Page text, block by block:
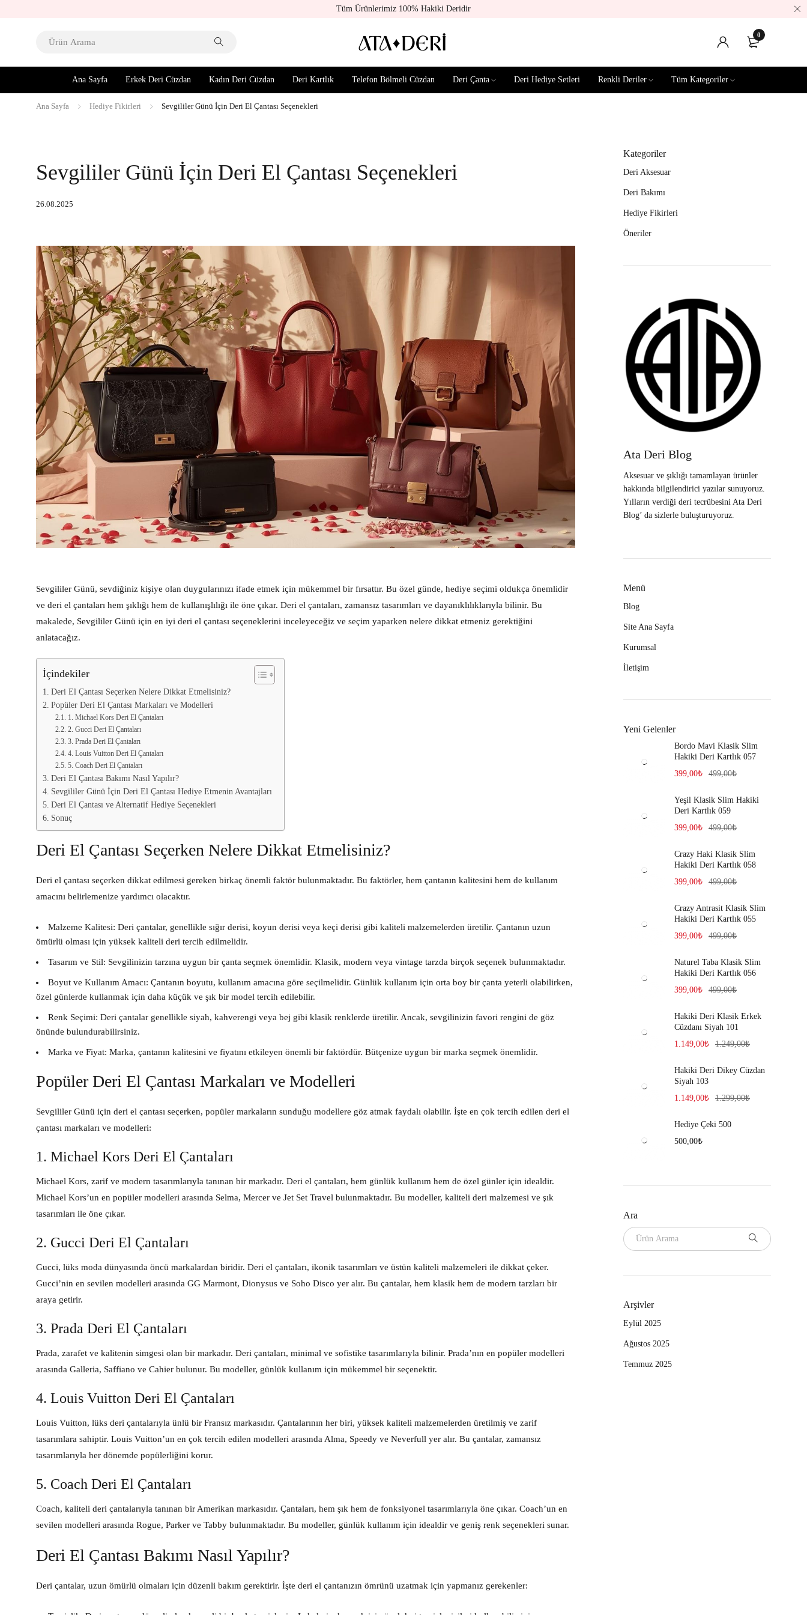
Tüm Ürünlerimiz 100% Hakiki Deridir
0
Ana Sayfa Erkek Deri Cüzdan Kadın Deri Cüzdan Deri Kartlık Telefon Bölmeli Cüzdan Deri Çanta Deri Hediye Setleri Renkli Deriler Tüm Kategoriler
Ana Sayfa Hediye Fikirleri Sevgililer Günü İçin Deri El Çantası Seçenekleri
Sevgililer Günü İçin Deri El Çantası Seçenekleri
26.08.2025
Sevgililer Günü, sevdiğiniz kişiye olan duygularınızı ifade etmek için mükemmel bir fırsattır. Bu özel günde, hediye seçimi oldukça önemlidir
ve deri el çantaları hem şıklığı hem de kullanışlılığı ile öne çıkar. Deri el çantaları, zamansız tasarımları ve dayanıklılıklarıyla bilinir. Bu
makalede, Sevgililer Günü için en iyi deri el çantası seçeneklerini inceleyeceğiz ve seçim yaparken nelere dikkat etmeniz gerektiğini
anlatacağız.
İçindekiler
Deri El Çantası Seçerken Nelere Dikkat Etmelisiniz?
Popüler Deri El Çantası Markaları ve Modelleri
1. Michael Kors Deri El Çantaları
2. Gucci Deri El Çantaları
3. Prada Deri El Çantaları
4. Louis Vuitton Deri El Çantaları
5. Coach Deri El Çantaları
Deri El Çantası Bakımı Nasıl Yapılır?
Sevgililer Günü İçin Deri El Çantası Hediye Etmenin Avantajları
Deri El Çantası ve Alternatif Hediye Seçenekleri
Sonuç
Deri El Çantası Seçerken Nelere Dikkat Etmelisiniz?
Deri el çantası seçerken dikkat edilmesi gereken birkaç önemli faktör bulunmaktadır. Bu faktörler, hem çantanın kalitesini hem de kullanım
amacını belirlemenize yardımcı olacaktır.
Malzeme Kalitesi: Deri çantalar, genellikle sığır derisi, koyun derisi veya keçi derisi gibi kaliteli malzemelerden üretilir. Çantanın uzun
ömürlü olması için yüksek kaliteli deri tercih edilmelidir.
Tasarım ve Stil: Sevgilinizin tarzına uygun bir çanta seçmek önemlidir. Klasik, modern veya vintage tarzda birçok seçenek bulunmaktadır.
Boyut ve Kullanım Amacı: Çantanın boyutu, kullanım amacına göre seçilmelidir. Günlük kullanım için orta boy bir çanta yeterli olabilirken,
özel günlerde kullanmak için daha küçük ve şık bir model tercih edilebilir.
Renk Seçimi: Deri çantalar genellikle siyah, kahverengi veya bej gibi klasik renklerde üretilir. Ancak, sevgilinizin favori rengini de göz
önünde bulundurabilirsiniz.
Marka ve Fiyat: Marka, çantanın kalitesini ve fiyatını etkileyen önemli bir faktördür. Bütçenize uygun bir marka seçmek önemlidir.
Popüler Deri El Çantası Markaları ve Modelleri
Sevgililer Günü için deri el çantası seçerken, popüler markaların sunduğu modellere göz atmak faydalı olabilir. İşte en çok tercih edilen deri el
çantası markaları ve modelleri:
1. Michael Kors Deri El Çantaları
Michael Kors, zarif ve modern tasarımlarıyla tanınan bir markadır. Deri el çantaları, hem günlük kullanım hem de özel günler için idealdir.
Michael Kors’un en popüler modelleri arasında Selma, Mercer ve Jet Set Travel bulunmaktadır. Bu modeller, kaliteli deri malzemesi ve şık
tasarımları ile öne çıkar.
2. Gucci Deri El Çantaları
Gucci, lüks moda dünyasında öncü markalardan biridir. Deri el çantaları, ikonik tasarımları ve üstün kaliteli malzemeleri ile dikkat çeker.
Gucci’nin en sevilen modelleri arasında GG Marmont, Dionysus ve Soho Disco yer alır. Bu çantalar, hem klasik hem de modern tarzları bir
araya getirir.
3. Prada Deri El Çantaları
Prada, zarafet ve kalitenin simgesi olan bir markadır. Deri çantaları, minimal ve sofistike tasarımlarıyla bilinir. Prada’nın en popüler modelleri
arasında Galleria, Saffiano ve Cahier bulunur. Bu modeller, günlük kullanım için mükemmel bir seçenektir.
4. Louis Vuitton Deri El Çantaları
Louis Vuitton, lüks deri çantalarıyla ünlü bir Fransız markasıdır. Çantalarının her biri, yüksek kaliteli malzemelerden üretilmiş ve zarif
tasarımlara sahiptir. Louis Vuitton’un en çok tercih edilen modelleri arasında Alma, Speedy ve Neverfull yer alır. Bu çantalar, zamansız
tasarımlarıyla her dönemde popülerliğini korur.
5. Coach Deri El Çantaları
Coach, kaliteli deri çantalarıyla tanınan bir Amerikan markasıdır. Çantaları, hem şık hem de fonksiyonel tasarımlarıyla öne çıkar. Coach’un en
sevilen modelleri arasında Rogue, Parker ve Tabby bulunmaktadır. Bu modeller, günlük kullanım için idealdir ve geniş renk seçenekleri sunar.
Deri El Çantası Bakımı Nasıl Yapılır?
Deri çantalar, uzun ömürlü olmaları için düzenli bakım gerektirir. İşte deri el çantanızın ömrünü uzatmak için yapmanız gerekenler:
Kategoriler
Deri Aksesuar
Deri Bakımı
Hediye Fikirleri
Öneriler
Ata Deri Blog
Aksesuar ve şıklığı tamamlayan ürünler
hakkında bilgilendirici yazılar sunuyoruz.
Yılların verdiği deri tecrübesini Ata Deri
Blog’ da sizlerle buluşturuyoruz.
Menü
Blog
Site Ana Sayfa
Kurumsal
İletişim
Yeni Gelenler
Bordo Mavi Klasik Slim
Hakiki Deri Kartlık 057
499,00₺
399,00₺
Yeşil Klasik Slim Hakiki
Deri Kartlık 059
499,00₺
399,00₺
Crazy Haki Klasik Slim
Hakiki Deri Kartlık 058
499,00₺
399,00₺
Crazy Antrasit Klasik Slim
Hakiki Deri Kartlık 055
499,00₺
399,00₺
Naturel Taba Klasik Slim
Hakiki Deri Kartlık 056
499,00₺
399,00₺
Hakiki Deri Klasik Erkek
Cüzdanı Siyah 101
1.249,00₺
1.149,00₺
Hakiki Deri Dikey Cüzdan
Siyah 103
1.299,00₺
1.149,00₺
Hediye Çeki 500
500,00₺
Ara
Arşivler
Eylül 2025
Ağustos 2025
Temmuz 2025